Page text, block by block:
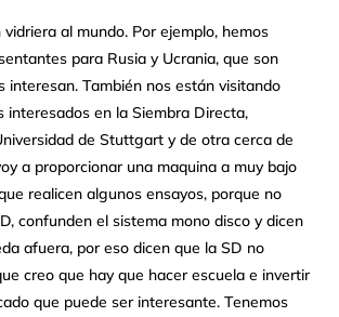
vidriera al mundo. Por ejemplo, hemos
para Rusia y Ucrania, que son
interesan. También nos están visitando
interesados en la Siembra Directa,
de Stuttgart y de otra cerca de
a proporcionar una maquina a muy bajo
realicen algunos ensayos, porque no
confunden el sistema mono disco y dicen
afuera, por eso dicen que la SD no
creo que hay que hacer escuela e invertir
que puede ser interesante. Tenemos